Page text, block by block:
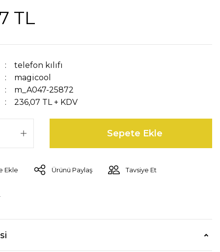
TL
telefon kılıfı
magicool
m_A047-25872
236,07 TL + KDV
Sepete Ekle
Ürünü Paylaş Tavsiye Et